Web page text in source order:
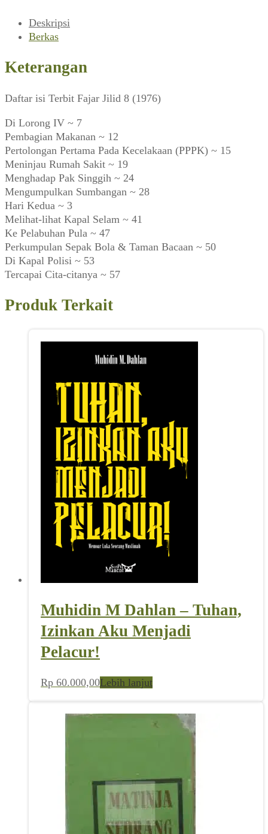
(1976)Deskripsi
Berkas
Keterangan
Daftar isi Terbit Fajar Jilid 8 (1976)
Di Lorong IV ~ 7
Pembagian Makanan ~ 12
Pertolongan Pertama Pada Kecelakaan (PPPK) ~ 15
Meninjau Rumah Sakit ~ 19
Menghadap Pak Singgih ~ 24
Mengumpulkan Sumbangan ~ 28
Hari Kedua ~ 3
Melihat-lihat Kapal Selam ~ 41
Ke Pelabuhan Pula ~ 47
Perkumpulan Sepak Bola & Taman Bacaan ~ 50
Di Kapal Polisi ~ 53
Tercapai Cita-citanya ~ 57
Produk Terkait
Muhidin M Dahlan – Tuhan,
Izinkan Aku Menjadi
Pelacur!
Rp 60.000,00Lebih lanjut